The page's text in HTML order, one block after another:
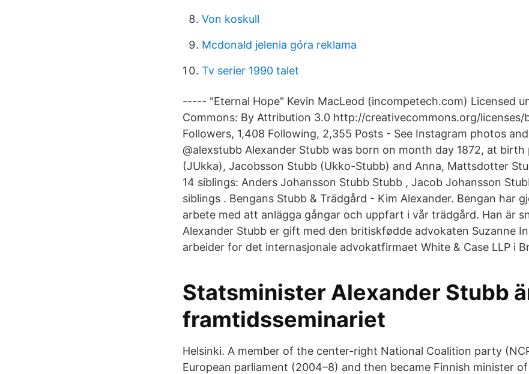
Von koskull
Mcdonald jelenia góra reklama
Tv serier 1990 talet
----- "Eternal Hope" Kevin MacLeod (incompetech.com) Licensed
Commons: By Attribution 3.0 http://creativecommons.org/licenses/
Followers, 1,408 Following, 2,355 Posts - See Instagram photos
@alexstubb Alexander Stubb was born on month day 1872, at birth
(JUkka), Jacobsson Stubb (Ukko-Stubb) and Anna, Mattsdotter
14 siblings: Anders Johansson Stubb Stubb , Jacob Johansson
siblings . Bengans Stubb & Trädgård - Kim Alexander. Bengan har
arbete med att anlägga gångar och uppfart i vår trädgård. Han är
Alexander Stubb er gift med den britiskfødde advokaten Suzanne
arbeider for det internasjonale advokatfirmaet White & Case LLP i
Statsminister Alexander Stubb
framtidsseminariet
Helsinki. A member of the center-right National Coalition party
European parliament (2004–8) and then became Finnish minister